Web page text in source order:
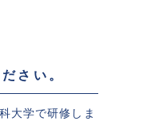
さい。
大学で研修しま